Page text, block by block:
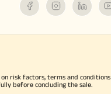
risk factors, terms and
before concluding the sale.